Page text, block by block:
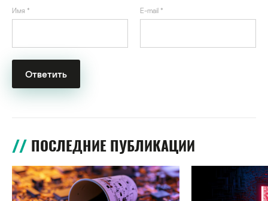
Имя * E-mail *
ПОСЛЕДНИЕ ПУБЛИКАЦИИ